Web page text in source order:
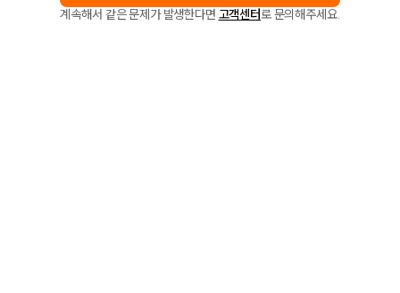
계속해서 같은 문제가 발생한다면 고객센터로 문의해주세요.